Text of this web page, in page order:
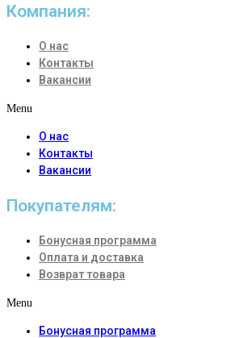
Компания:
О нас
Контакты
Вакансии
Menu
О нас
Контакты
Вакансии
Покупателям:
Бонусная программа
Оплата и доставка
Возврат товара
Menu
Бонусная программа